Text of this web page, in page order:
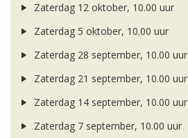
Zaterdag 12 oktober, 10.00 uur
Zaterdag 5 oktober, 10.00 uur
Zaterdag 28 september, 10.00 uur
Zaterdag 21 september, 10.00 uur
Zaterdag 14 september, 10.00 uur
Zaterdag 7 september, 10.00 uur